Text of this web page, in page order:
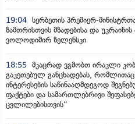
19:04 სერბეთის პრემიერ-
ზამთრისთვის მზადებისა და
ვოლოდიმირ ზელენსკი
18:55 მკაცრად ვგმობთ ირაკლი
გაკეთებულ განცხადებას,
ინტერესების საწინააღმდეგოდ
ფაქტები და სამართლებრივი
ცვლილებისთვის“